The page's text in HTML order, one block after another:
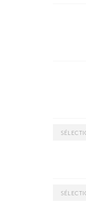
Catégories
Archives